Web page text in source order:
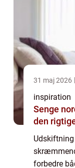
31 maj 2026
inspiration
Senge nordjylland
den
forbedre